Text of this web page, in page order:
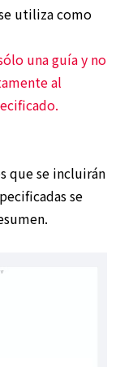
utiliza como
una guía y no
al
que se incluirán
se